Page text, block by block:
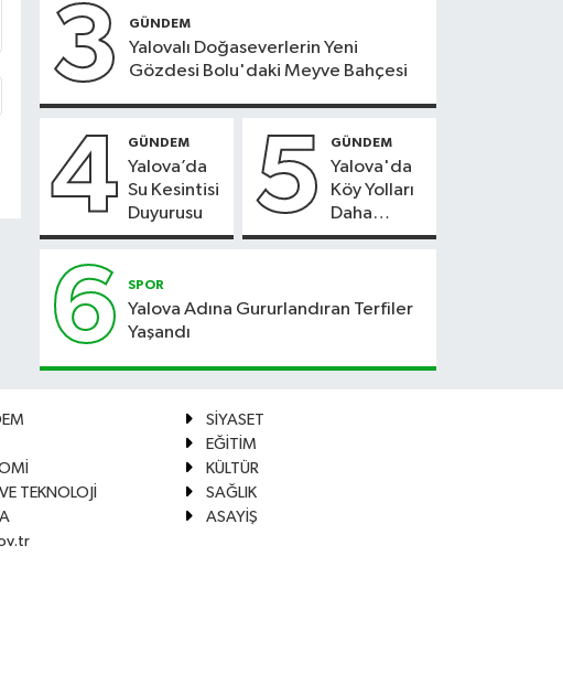
3 GÜNDEM
Yalovalı Doğaseverlerin Yeni
Gözdesi Bolu'daki Meyve Bahçesi
4 GÜNDEM
Yalova’da
Su Kesintisi
Duyurusu
5 GÜNDEM
Yalova'da
Köy Yolları
Daha
Güvenli
6 SPOR
Yalova Adına Gururlandıran Terfiler
Yaşandı
SİYASET
EĞİTİM
KÜLTÜR
TEKNOLOJİ
SAĞLIK
ASAYİŞ